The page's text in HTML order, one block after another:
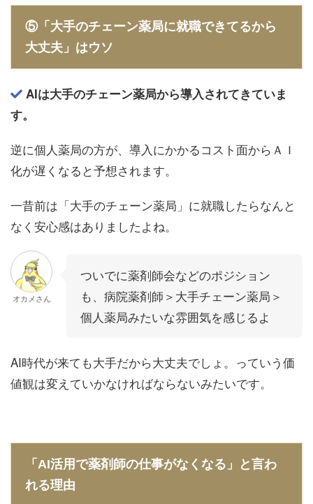
⑤「大手のチェーン薬局に就職できてるから
大丈夫」はウソ
AIは大手のチェーン薬局から導入されてきていま
す。
逆に個人薬局の方が、導入にかかるコスト面からＡＩ
化が遅くなると予想されます。
一昔前は「大手のチェーン薬局」に就職したらなんと
なく安心感はありましたよね。
オカメさん
ついでに薬剤師会などのポジション
も、病院薬剤師＞大手チェーン薬局＞
個人薬局みたいな雰囲気を感じるよ
AI時代が来ても大手だから大丈夫でしょ。っていう価
値観は変えていかなければならないみたいです。
「AI活用で薬剤師の仕事がなくなる」と言わ
れる理由